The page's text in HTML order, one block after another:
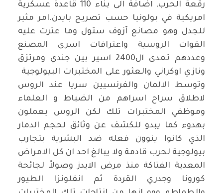
رقعة الحرب, اضافة الى بناء 110 قاعدة عسكرية
امريكية في بولونيا حسب تصريح بايدن.امر مثير
للجدل وهو مصانع آزوف ستول وما عثرت عليه
القوات الروسية واعترافات اسرى المصنع
وعددهم تعدى ال2400 اسير بين جندي ومرتزق
ونازي اوكراني والعثور على المختبرات البيولوجية
وتوسط الالمان والفرنسيين سريا عند الروس
لاطلاق سراح اسراهم من الضباط و العلماء
وموظفي المختبرات تلك لكن الروس يعملون
بهدوء كما يبدو للكشف عن وثائق لحجم الدمار
الذي كانوا ينوون فعله ضد البشرية بتجارب
بيولوجية لحرب قادمة ولا يبالغ احد ان كل الامراض
المعدية الفتاكة منذ مرض الايدز وصولاً لجائحة
كورونا وجدري القردة ثم انفلونزا الطيور